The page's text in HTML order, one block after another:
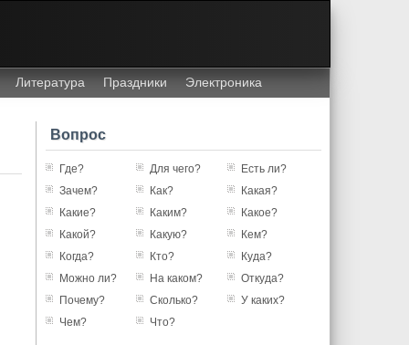
Литература Праздники Электроника
Вопрос
Где? Для чего?
Есть ли?
Зачем?
Как?
Какая?
Какие?
Каким?
Какое?
Какой?
Какую?
Кем?
Когда?
Кто?
Куда?
Можно ли?
На каком?
Откуда?
Почему?
Сколько?
У каких?
Чем?
Что?